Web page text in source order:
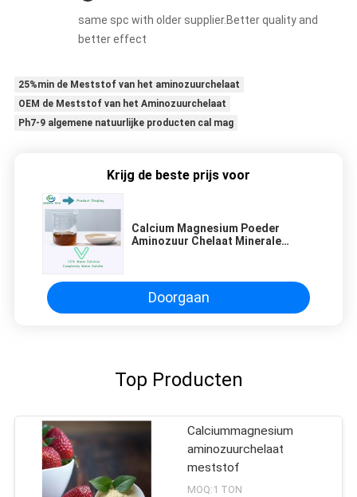
same spc with older supplier.Better quality and
better effect
25%min de Meststof van het aminozuurchelaat
OEM de Meststof van het Aminozuurchelaat
Ph7-9 algemene natuurlijke producten cal mag
Krijg de beste prijs voor
Calcium Magnesium Poeder
Aminozuur Chelaat Minerale
Doorgaan
Top Producten
Calciummagnesium
aminozuurchelaat
meststof
MOQ:1 TON